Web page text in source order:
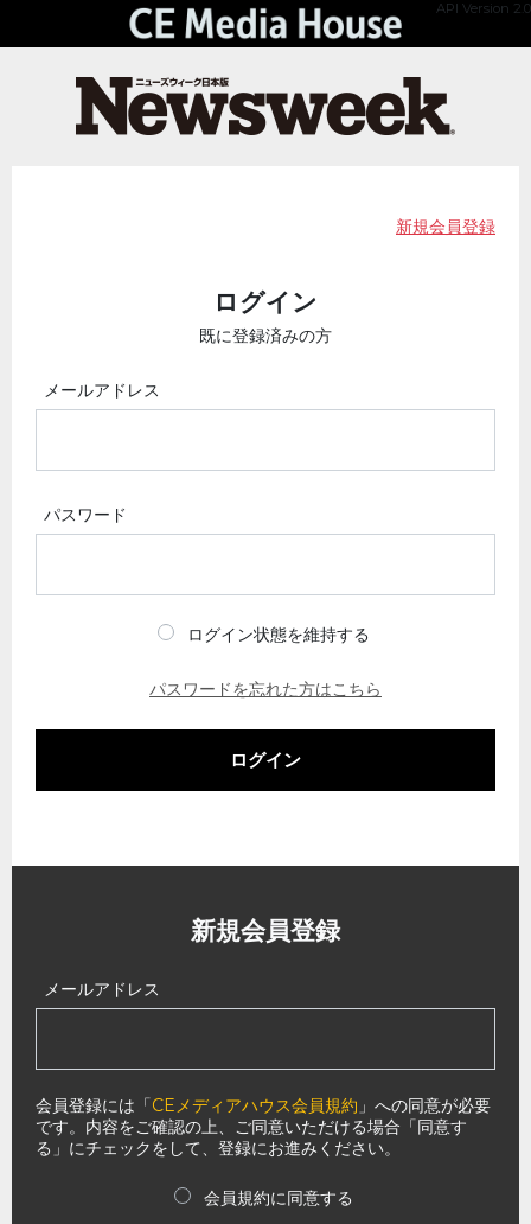
API Version 2.0
新規会員登録
ログイン
既に登録済みの方
メールアドレス
パスワード
ログイン状態を維持する
パスワードを忘れた方はこちら
ログイン
新規会員登録
メールアドレス
会員登録には「CEメディアハウス会員規約 」への同意が必要
です。内容をご確認の上、ご同意いただける場合「同意す
る」にチェックをして、登録にお進みください。
会員規約に同意する